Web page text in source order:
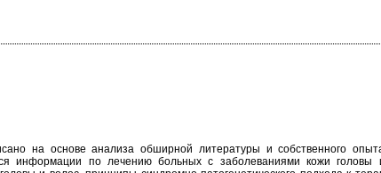
на основе анализа обширной литературы и собственного
информации по лечению больных с заболеваниями кожи